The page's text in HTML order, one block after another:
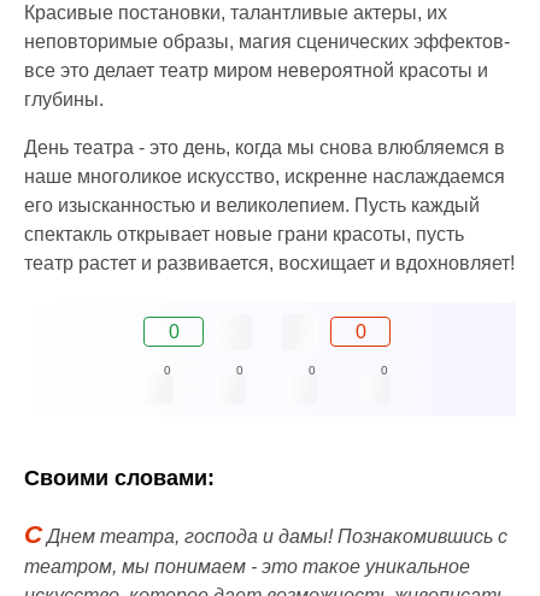
Красивые постановки, талантливые актеры, их
неповторимые образы, магия сценических эффектов-
все это делает театр миром невероятной красоты и
глубины.
День театра - это день, когда мы снова влюбляемся в
наше многоликое искусство, искренне наслаждаемся
его изысканностью и великолепием. Пусть каждый
спектакль открывает новые грани красоты, пусть
театр растет и развивается, восхищает и вдохновляет!
0 0
0 0 0 0
Своими словами:
СДнем театра, господа и дамы! Познакомившись с
театром, мы понимаем - это такое уникальное